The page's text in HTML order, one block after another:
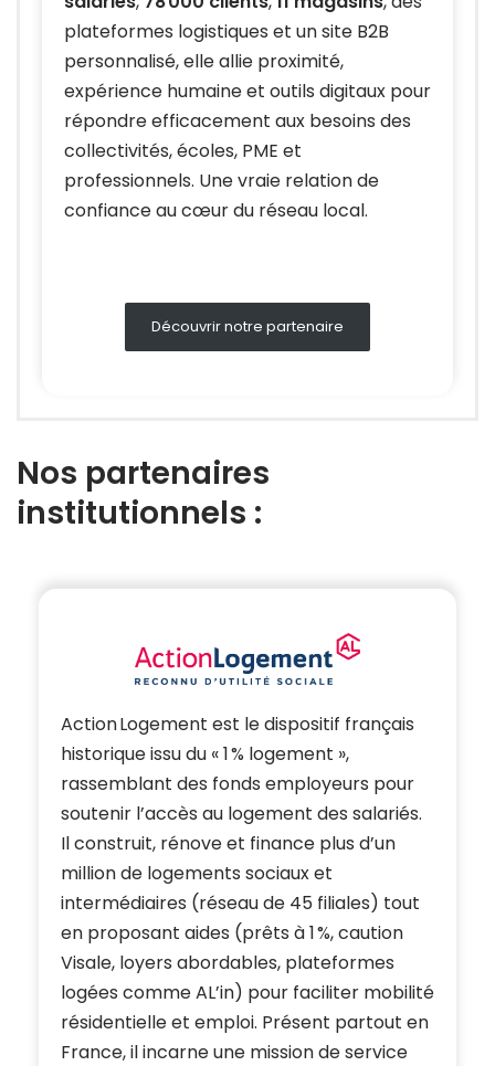
plateformes logistiques et un site B2B
personnalisé, elle allie proximité,
expérience humaine et outils digitaux pour
répondre efficacement aux besoins des
collectivités, écoles, PME et
professionnels. Une vraie relation de
confiance au cœur du réseau local.
Découvrir notre partenaire
Nos partenaires
institutionnels :
Action Logement est le dispositif français
historique issu du « 1 % logement »,
rassemblant des fonds employeurs pour
soutenir l’accès au logement des salariés.
Il construit, rénove et finance plus d’un
million de logements sociaux et
intermédiaires (réseau de 45 filiales) tout
en proposant aides (prêts à 1 %, caution
Visale, loyers abordables, plateformes
logées comme AL’in) pour faciliter mobilité
résidentielle et emploi. Présent partout en
France, il incarne une mission de service